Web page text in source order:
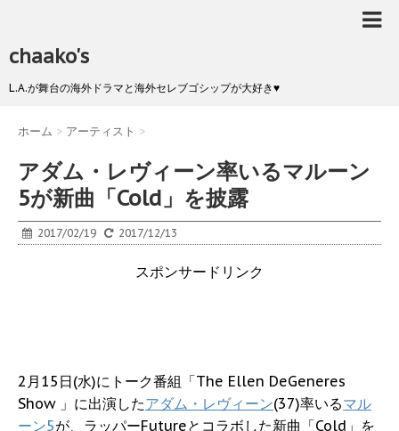
chaako's
L.A.が舞台の海外ドラマと海外セレブゴシップが大好き♥
ホーム > アーティスト >
アダム・レヴィーン率いるマルーン
5が新曲「Cold」を披露
2017/02/19 2017/12/13
スポンサードリンク
2月15日(水)にトーク番組「The Ellen DeGeneres
Show 」に出演したアダム・レヴィーン(37)率いるマル
ーン5が、ラッパーFutureとコラボした新曲「Cold」を